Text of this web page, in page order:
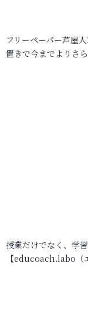
フリーペーパー芦屋
置きで今までよりさ
授業だけでなく、学
【educoach.labo（